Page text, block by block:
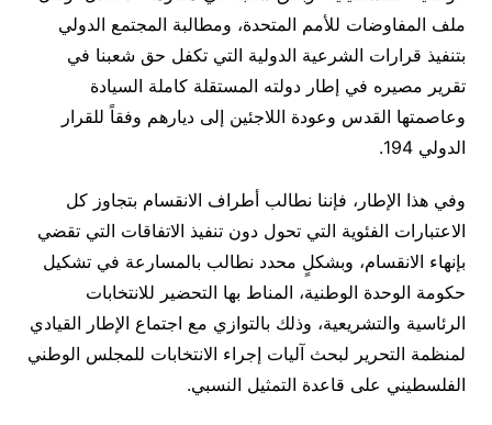
ملف المفاوضات للأمم المتحدة، ومطالبة المجتمع الدولي
بتنفيذ قرارات الشرعية الدولية التي تكفل حق شعبنا في
تقرير مصيره في إطار دولته المستقلة كاملة السيادة
وعاصمتها القدس وعودة اللاجئين إلى ديارهم وفقاً للقرار
الدولي 194.
وفي هذا الإطار، فإننا نطالب أطراف الانقسام بتجاوز كل
الاعتبارات الفئوية التي تحول دون تنفيذ الاتفاقات التي تقضي
بإنهاء الانقسام، وبشكلٍ محدد نطالب بالمسارعة في تشكيل
حكومة الوحدة الوطنية، المناط بها التحضير للانتخابات
الرئاسية والتشريعية، وذلك بالتوازي مع اجتماع الإطار القيادي
لمنظمة التحرير لبحث آليات إجراء الانتخابات للمجلس الوطني
الفلسطيني على قاعدة التمثيل النسبي.